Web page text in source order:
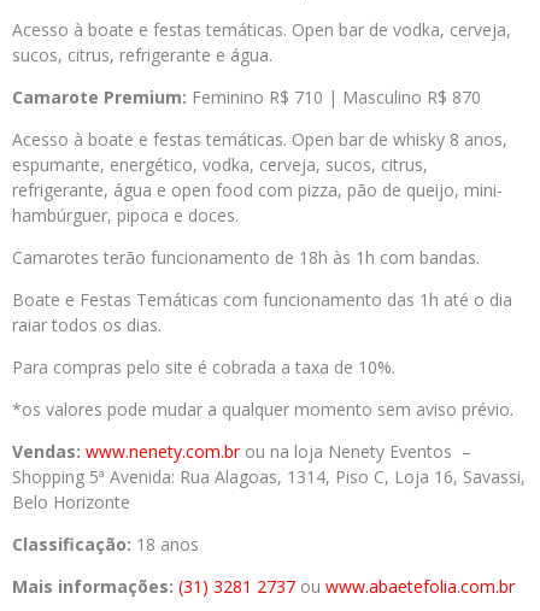
Acesso à boate e festas temáticas. Open bar de vodka, cerveja,
sucos, citrus, refrigerante e água.
Camarote Premium: Feminino R$ 710 | Masculino R$ 870
Acesso à boate e festas temáticas. Open bar de whisky 8 anos,
espumante, energético, vodka, cerveja, sucos, citrus,
refrigerante, água e open food com pizza, pão de queijo, mini-
hambúrguer, pipoca e doces.
Camarotes terão funcionamento de 18h às 1h com bandas.
Boate e Festas Temáticas com funcionamento das 1h até o dia
raiar todos os dias.
Para compras pelo site é cobrada a taxa de 10%.
*os valores pode mudar a qualquer momento sem aviso prévio.
Vendas: www.nenety.com.brou na loja Nenety Eventos –
Shopping 5ª Avenida: Rua Alagoas, 1314, Piso C, Loja 16, Savassi,
Belo Horizonte
Classificação: 18 anos
Mais informações: (31) 3281 2737 ou www.abaetefolia.com.br